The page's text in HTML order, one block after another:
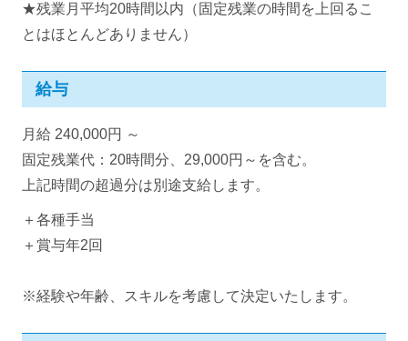
★残業月平均20時間以内（固定残業の時間を上回るこ
とはほとんどありません）
給与
月給 240,000円 ～
固定残業代：20時間分、29,000円～を含む。
上記時間の超過分は別途支給します。
＋各種手当
＋賞与年2回
※経験や年齢、スキルを考慮して決定いたします。